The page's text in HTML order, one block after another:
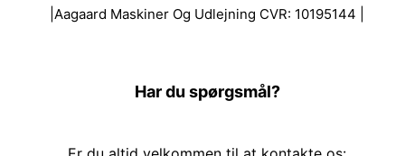
|Aagaard Maskiner Og Udlejning CVR: 10195144 |
Har du spørgsmål?